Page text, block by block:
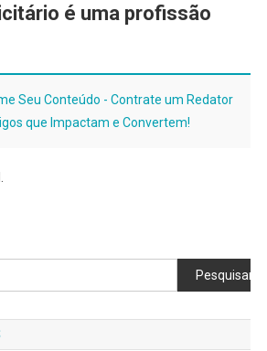
é uma profissão
Seu Conteúdo - Contrate um Redator
que Impactam e Convertem!
Pesquisar